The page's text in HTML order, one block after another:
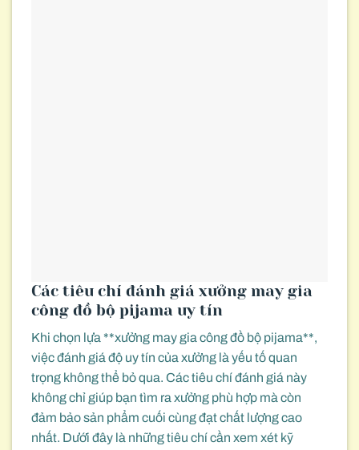
Các tiêu chí đánh giá xưởng may gia
công đồ bộ pijama uy tín
Khi chọn lựa **xưởng may gia công đồ bộ pijama**,
việc đánh giá độ uy tín của xưởng là yếu tố quan
trọng không thể bỏ qua. Các tiêu chí đánh giá này
không chỉ giúp bạn tìm ra xưởng phù hợp mà còn
đảm bảo sản phẩm cuối cùng đạt chất lượng cao
nhất. Dưới đây là những tiêu chí cần xem xét kỹ